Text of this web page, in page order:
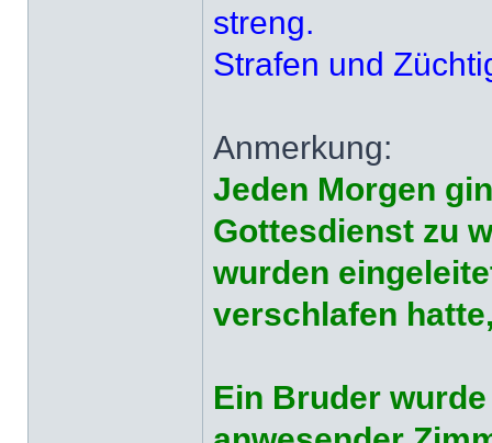
streng.
Strafen und
Anmerkung:
Jeden Morgen
Gottesdienst zu
wurden
verschlafen
Ein Bruder